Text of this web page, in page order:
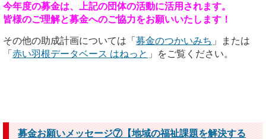
今年度の募金は、上記の団体の活動に活用されます。
皆様のご理解と募金へのご協力をお願いいたします！
その他の助成計画については「 募金のつかいみち 」または
「 赤い羽根データベース はねっと 」をご覧ください。
募金お願いメッセージ⑦【地域の福祉課題を解決する